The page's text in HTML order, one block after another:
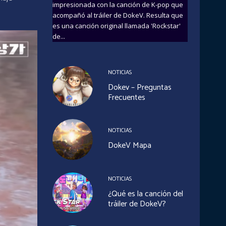
impresionada con la canción de K-pop que
acompañó al tráiler de DokeV. Resulta que
es una canción original llamada 'Rockstar'
de...
NOTICIAS
Dokev – Preguntas
Frecuentes
NOTICIAS
DokeV Mapa
NOTICIAS
¿Qué es la canción del
tráiler de DokeV?